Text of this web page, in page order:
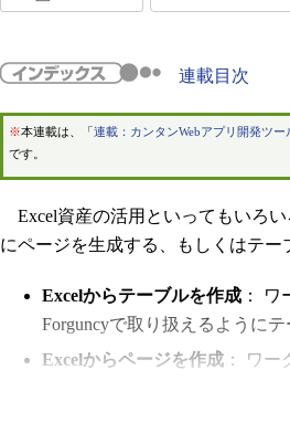
連載目次
※本連載は、「 連載：カンタンWebアプリ開発ツ
です。
Excel資産の活用といってもいろい
にページを生成する、もしくはテー
Excelからテーブルを作成 ：
Forguncyで取り扱えるように
Excelからページを作成 ： ワ